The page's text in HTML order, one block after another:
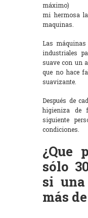
máximo)
mi hermosa
maquinas.
Las máquinas
industriales
suave con un
que no hace
suavizante.
Después de
higieniza de
siguiente
condiciones.
¿Que
sólo
si
más